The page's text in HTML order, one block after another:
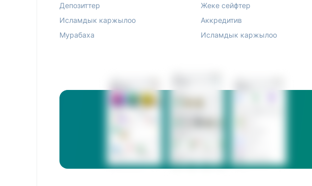
Депозиттер
Исламдык каржылоо
Мурабаха
Жеке сейфтер
Аккредитив
Исламдык каржылоо